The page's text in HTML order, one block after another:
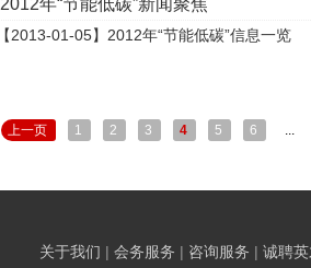
2012年“节能低碳”新闻聚焦
【2013-01-05】2012年“节能低碳”信息一览
上一页 1 2 3 4 5 6 ...
关于我们 | 会务服务 | 咨询服务 | 诚聘